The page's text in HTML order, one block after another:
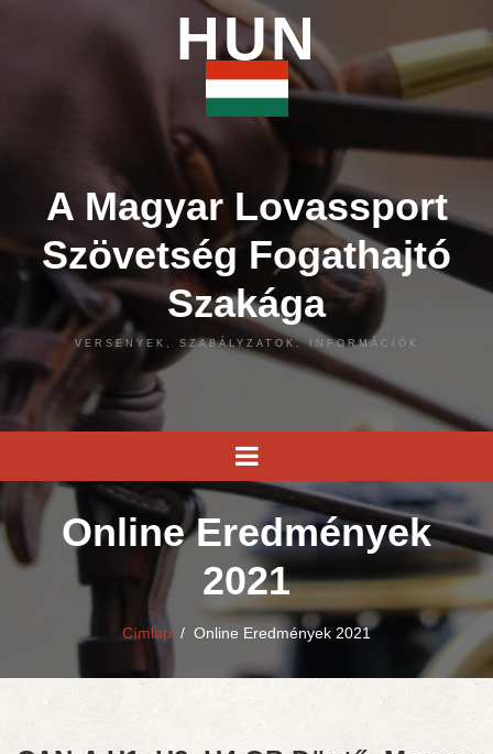
HUN
A Magyar Lovassport
Szövetség Fogathajtó
Szakága
VERSENYEK, SZABÁLYZATOK, INFORMÁCIÓK
Online Eredmények
2021
Címlap / Online Eredmények 2021